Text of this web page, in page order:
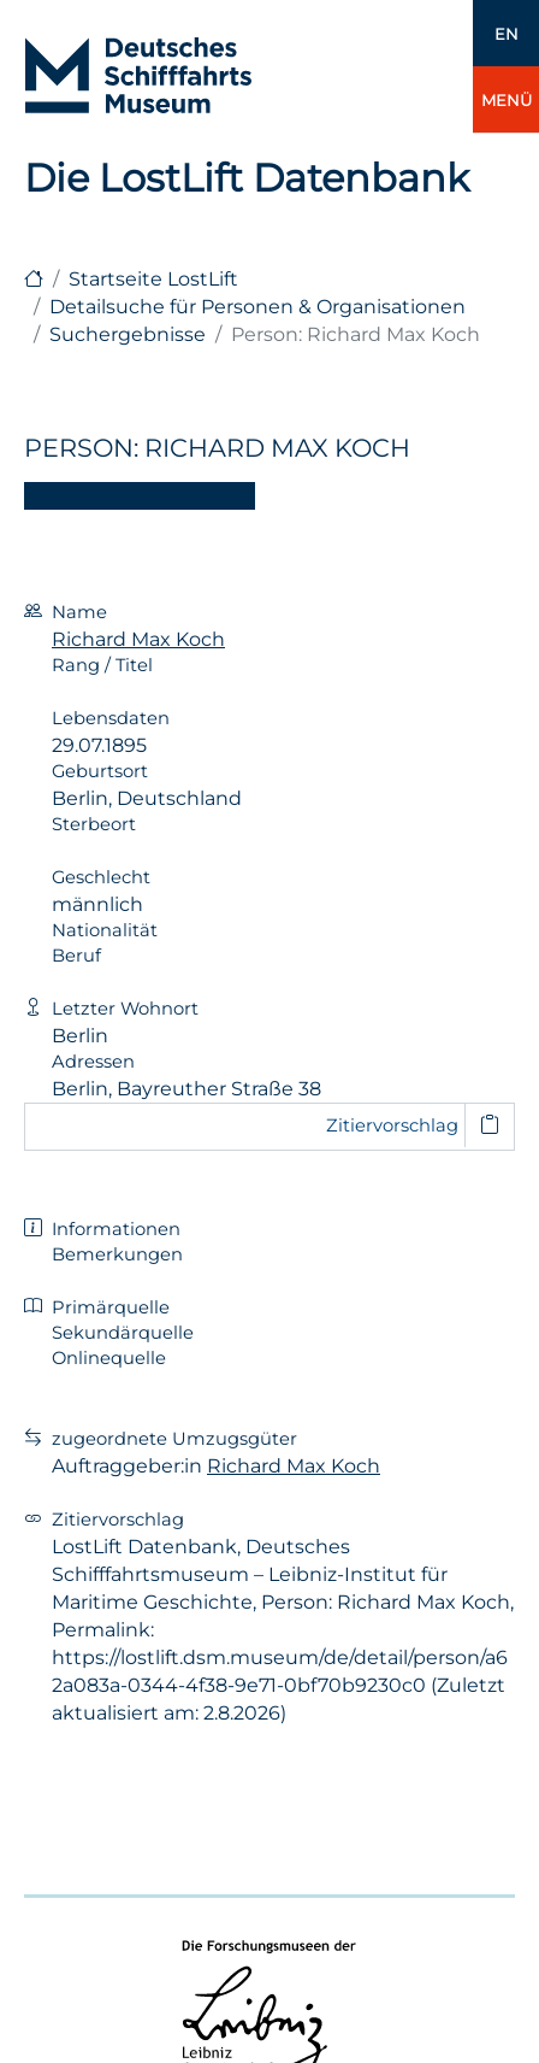
EN
MENÜ
Die LostLift Datenbank
Startseite LostLift
Detailsuche für Personen & Organisationen
Suchergebnisse
Person: Richard Max Koch
PERSON: RICHARD MAX KOCH
Name
Richard Max Koch
Rang / Titel
Lebensdaten
29.07.1895
Geburtsort
Berlin, Deutschland
Sterbeort
Geschlecht
männlich
Nationalität
Beruf
Letzter Wohnort
Berlin
Adressen
Berlin, Bayreuther Straße 38
Zitiervorschlag
Informationen
Bemerkungen
Primärquelle
Sekundärquelle
Onlinequelle
zugeordnete Umzugsgüter
Auftraggeber:in Richard Max Koch
Zitiervorschlag
LostLift Datenbank, Deutsches
Schifffahrtsmuseum – Leibniz-Institut für
Maritime Geschichte, Person: Richard Max Koch,
Permalink:
https://lostlift.dsm.museum/de/detail/person/a6
2a083a-0344-4f38-9e71-0bf70b9230c0 (Zuletzt
aktualisiert am: 2.8.2026)